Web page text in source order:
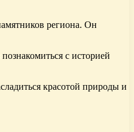
региона. Он
с историей
красотой природы и